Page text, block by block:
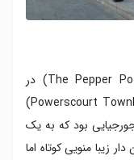
برای صبحانه‌ای عالی به سراغ پِپر پات (The Pepper Pot) در
پاورکورت تاون هاوس سنتر (Powerscourt Townhouse Centre)
بود که به یک
زیبا منویی کوتاه اما